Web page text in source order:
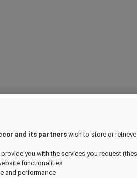
and its partners wish to store or
you with the services you request
functionalities
and performance